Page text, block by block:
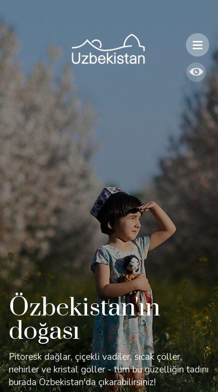
mutfağı
iştah açıcı kozon-kabob, samsa,
rengi ve eşsiz tadı ile
sakinlerini ve misafirlerini şaşırtıyor.